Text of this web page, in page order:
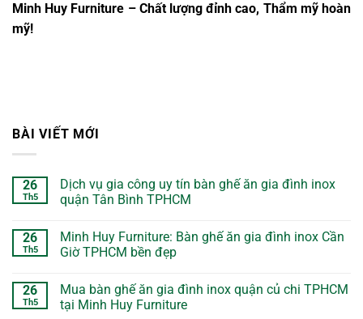
Minh Huy Furniture – Chất lượng đỉnh cao, Thẩm mỹ hoàn
mỹ!
BÀI VIẾT MỚI
26
Th5
Dịch vụ gia công uy tín bàn ghế ăn gia đình inox
quận Tân Bình TPHCM
26
Th5
Minh Huy Furniture: Bàn ghế ăn gia đình inox Cần
Giờ TPHCM bền đẹp
26
Th5
Mua bàn ghế ăn gia đình inox quận củ chi TPHCM
tại Minh Huy Furniture